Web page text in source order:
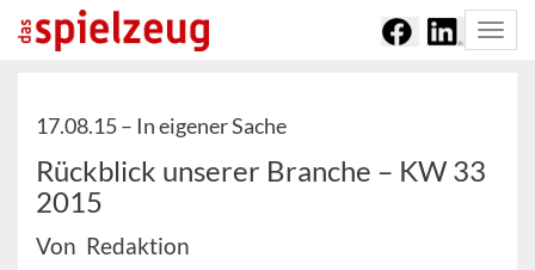
17.08.15 – In eigener Sache
Rückblick unserer Branche – KW 33
2015
Von Redaktion